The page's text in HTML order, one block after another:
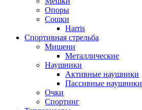
Опоры
Сошки
Harris
Спортивная стрельба
Мишени
Металлические
Наушники
Активные наушники
Пассивные наушники
Очки
Спортинг